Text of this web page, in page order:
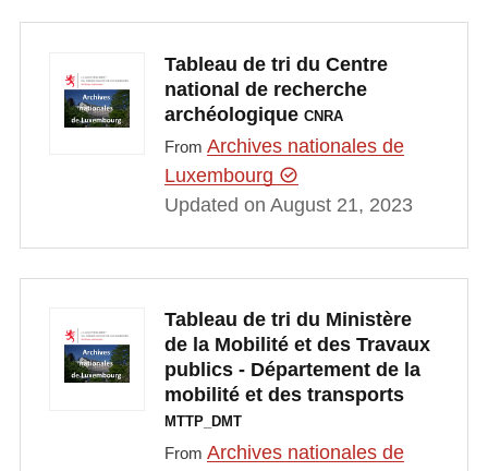
Tableau de tri du Centre
national de recherche
archéologique CNRA
From Archives nationales de
Luxembourg
Updated on August 21, 2023
Tableau de tri du Ministère
de la Mobilité et des Travaux
publics - Département de la
mobilité et des transports
MTTP_DMT
From Archives nationales de